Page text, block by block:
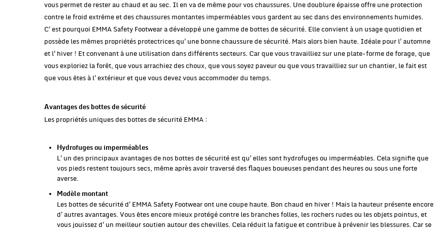
vous permet de rester au chaud et au sec. Il en va de même pour vos chaussures. Une doublure épaisse offre une protection
contre le froid extrême et des chaussures montantes imperméables vous gardent au sec dans des environnements humides.
C'est pourquoi EMMA Safety Footwear a développé une gamme de bottes de sécurité. Elle convient à un usage quotidien et
possède les mêmes propriétés protectrices qu'une bonne chaussure de sécurité. Mais alors bien haute. Idéale pour l'automne
et l'hiver ! Et convenant à une utilisation dans différents secteurs. Car que vous travailliez sur une plate-forme de forage, que
vous exploriez la forêt, que vous arrachiez des choux, que vous soyez paveur ou que vous travailliez sur un chantier, le fait est
que vous êtes à l'extérieur et que vous devez vous accommoder du temps.
Avantages des bottes de sécurité
Les propriétés uniques des bottes de sécurité EMMA :
Hydrofuges ou imperméables
L'un des principaux avantages de nos bottes de sécurité est qu'elles sont hydrofuges ou imperméables. Cela signifie que
vos pieds restent toujours secs, même après avoir traversé des flaques boueuses pendant des heures ou sous une forte
averse.
Modèle montant
Les bottes de sécurité d'EMMA Safety Footwear ont une coupe haute. Bon chaud en hiver ! Mais la hauteur présente encore
d'autres avantages. Vous êtes encore mieux protégé contre les branches folles, les rochers rudes ou les objets pointus, et
vous jouissez d'un meilleur soutien autour des chevilles. Cela réduit la fatigue et contribue à prévenir les blessures. Car se